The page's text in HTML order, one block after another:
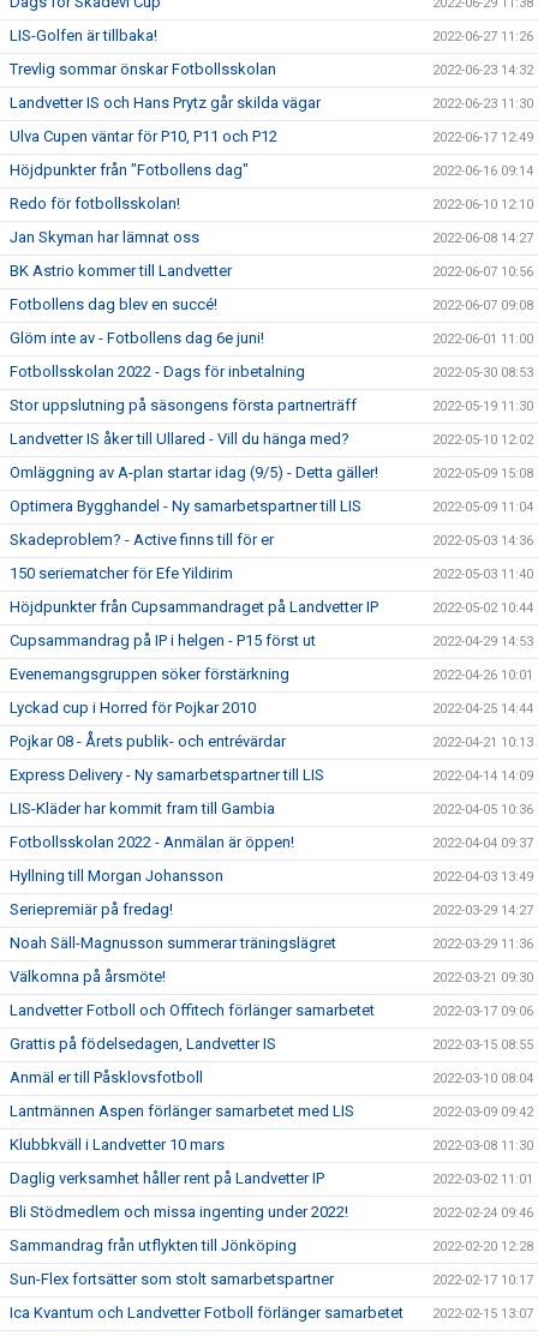
LIS-Golfen är tillbaka! 2022-06-27 11:26
Trevlig sommar önskar Fotbollsskolan 2022-06-23 14:32
Landvetter IS och Hans Prytz går skilda vägar 2022-06-23 11:30
Ulva Cupen väntar för P10, P11 och P12 2022-06-17 12:49
Höjdpunkter från "Fotbollens dag" 2022-06-16 09:14
Redo för fotbollsskolan! 2022-06-10 12:10
Jan Skyman har lämnat oss 2022-06-08 14:27
BK Astrio kommer till Landvetter 2022-06-07 10:56
Fotbollens dag blev en succé! 2022-06-07 09:08
Glöm inte av - Fotbollens dag 6e juni! 2022-06-01 11:00
Fotbollsskolan 2022 - Dags för inbetalning 2022-05-30 08:53
Stor uppslutning på säsongens första partnerträff 2022-05-19 11:30
Landvetter IS åker till Ullared - Vill du hänga med? 2022-05-10 12:02
Omläggning av A-plan startar idag (9/5) - Detta gäller! 2022-05-09 15:08
Optimera Bygghandel - Ny samarbetspartner till LIS 2022-05-09 11:04
Skadeproblem? - Active finns till för er 2022-05-03 14:36
150 seriematcher för Efe Yildirim 2022-05-03 11:40
Höjdpunkter från Cupsammandraget på Landvetter IP 2022-05-02 10:44
Cupsammandrag på IP i helgen - P15 först ut 2022-04-29 14:53
Evenemangsgruppen söker förstärkning 2022-04-26 10:01
Lyckad cup i Horred för Pojkar 2010 2022-04-25 14:44
Pojkar 08 - Årets publik- och entrévärdar 2022-04-21 10:13
Express Delivery - Ny samarbetspartner till LIS 2022-04-14 14:09
LIS-Kläder har kommit fram till Gambia 2022-04-05 10:36
Fotbollsskolan 2022 - Anmälan är öppen! 2022-04-04 09:37
Hyllning till Morgan Johansson 2022-04-03 13:49
Seriepremiär på fredag! 2022-03-29 14:27
Noah Säll-Magnusson summerar träningslägret 2022-03-29 11:36
Välkomna på årsmöte! 2022-03-21 09:30
Landvetter Fotboll och Offitech förlänger samarbetet 2022-03-17 09:06
Grattis på födelsedagen, Landvetter IS 2022-03-15 08:55
Anmäl er till Påsklovsfotboll 2022-03-10 08:04
Lantmännen Aspen förlänger samarbetet med LIS 2022-03-09 09:42
Klubbkväll i Landvetter 10 mars 2022-03-08 11:30
Daglig verksamhet håller rent på Landvetter IP 2022-03-02 11:01
Bli Stödmedlem och missa ingenting under 2022! 2022-02-24 09:46
Sammandrag från utflykten till Jönköping 2022-02-20 12:28
Sun-Flex fortsätter som stolt samarbetspartner 2022-02-17 10:17
Ica Kvantum och Landvetter Fotboll förlänger samarbetet 2022-02-15 13:07